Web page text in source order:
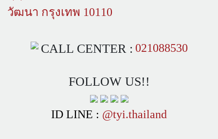
วัฒนา กรุงเทพ 10110
CALL CENTER : 021088530
FOLLOW US!!
ID LINE : @tyi.thailand